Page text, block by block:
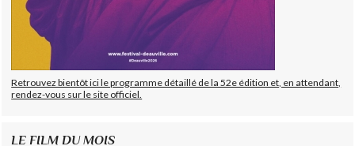
Retrouvez bientôt ici le programme détaillé de la 52e édition et, en attendant,
rendez-vous sur le site officiel.
LE FILM DU MOIS